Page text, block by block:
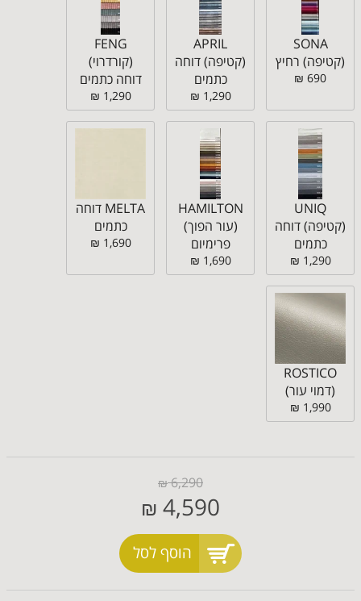
SONA
(קטיפה) רחיץ
690 ₪
APRIL
(קטיפה) דוחה
כתמים
1,290 ₪
FENG
(קורדרוי)
דוחה כתמים
1,290 ₪
UNIQ
(קטיפה) דוחה
כתמים
1,290 ₪
HAMILTON
(עור הפוך)
פרימיום
1,690 ₪
MELTA דוחה
כתמים
1,690 ₪
ROSTICO
(דמוי עור)
1,990 ₪
6,290
₪
4,590
₪
הוסף לסל